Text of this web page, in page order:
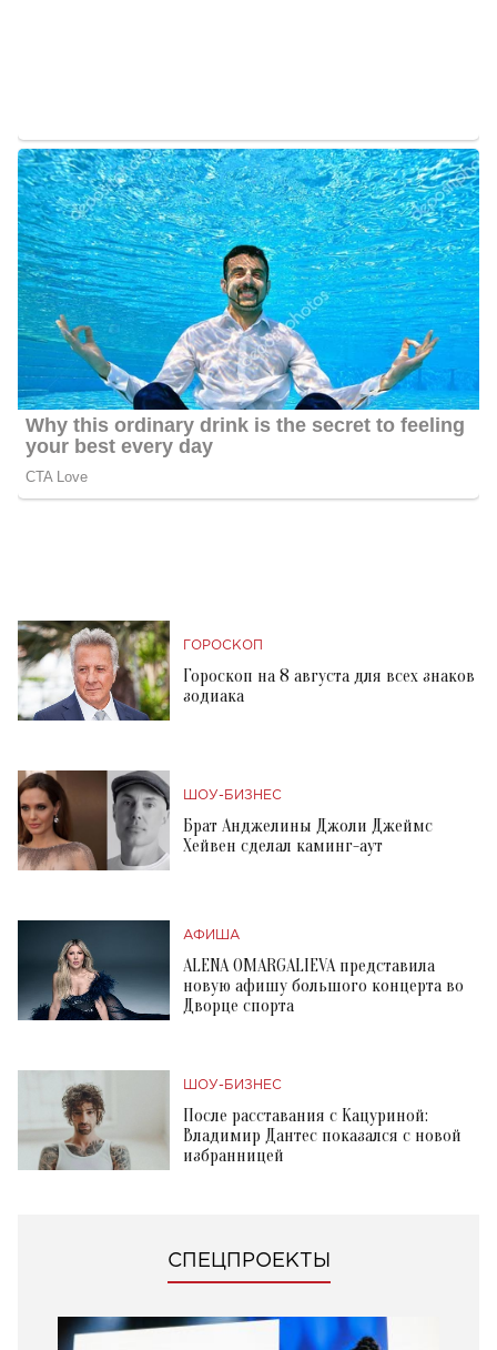
ГОРОСКОП
Гороскоп на 8 августа для всех знаков
зодиака
ШОУ-БИЗНЕС
Брат Анджелины Джоли Джеймс
Хейвен сделал каминг-аут
АФИША
ALENA OMARGALIEVA представила
новую афишу большого концерта во
Дворце спорта
ШОУ-БИЗНЕС
После расставания с Кацуриной:
Владимир Дантес показался с новой
избранницей
СПЕЦПРОЕКТЫ